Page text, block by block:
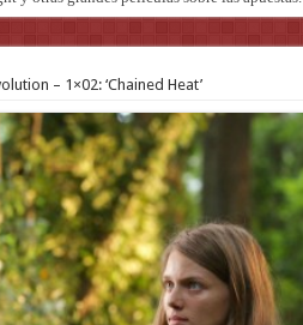
– 1×02: ‘Chained Heat’